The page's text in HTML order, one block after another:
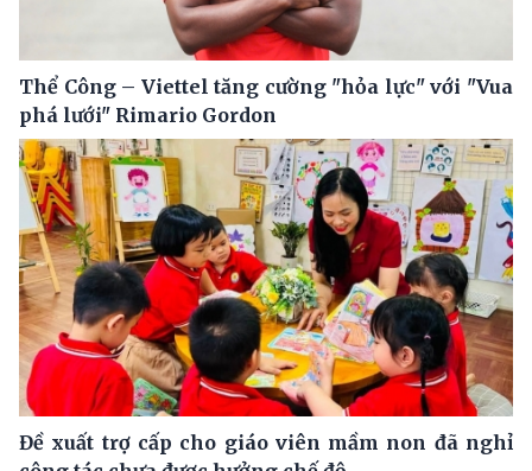
Thể Công – Viettel tăng cường "hỏa lực" với "Vua
phá lưới" Rimario Gordon
Đề xuất trợ cấp cho giáo viên mầm non đã nghỉ